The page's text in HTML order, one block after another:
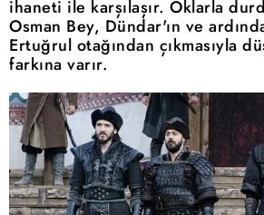
ihaneti ile karşılaşır. Oklarla
Osman Bey, Dündar'ın ve
Ertuğrul otağından çıkmasıyla
farkına varır.